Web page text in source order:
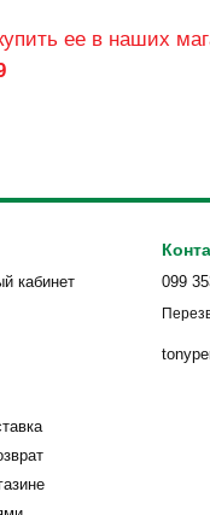
ее в наших
кабинет
099